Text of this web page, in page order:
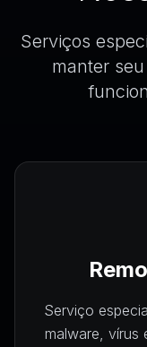
Serviços
manter
Serviço
malware, vírus